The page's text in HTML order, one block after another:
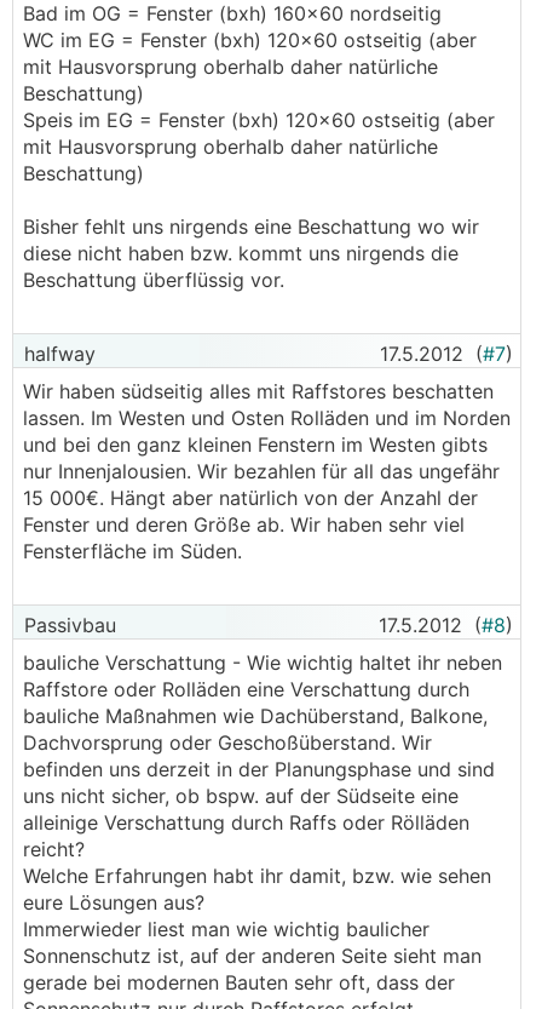
Bad im OG = Fenster (bxh) 160x60 nordseitig
WC im EG = Fenster (bxh) 120x60 ostseitig (aber
mit Hausvorsprung oberhalb daher natürliche
Beschattung)
Speis im EG = Fenster (bxh) 120x60 ostseitig (aber
mit Hausvorsprung oberhalb daher natürliche
Beschattung)
Bisher fehlt uns nirgends eine Beschattung wo wir
diese nicht haben bzw. kommt uns nirgends die
Beschattung überflüssig vor.
halfway 17.5.2012 (#7)
Wir haben südseitig alles mit Raffstores beschatten
lassen. Im Westen und Osten Rolläden und im Norden
und bei den ganz kleinen Fenstern im Westen gibts
nur Innenjalousien. Wir bezahlen für all das ungefähr
15 000€. Hängt aber natürlich von der Anzahl der
Fenster und deren Größe ab. Wir haben sehr viel
Fensterfläche im Süden.
Passivbau 17.5.2012 (#8)
bauliche Verschattung - Wie wichtig haltet ihr neben
Raffstore oder Rolläden eine Verschattung durch
bauliche Maßnahmen wie Dachüberstand, Balkone,
Dachvorsprung oder Geschoßüberstand. Wir
befinden uns derzeit in der Planungsphase und sind
uns nicht sicher, ob bspw. auf der Südseite eine
alleinige Verschattung durch Raffs oder Rölläden
reicht?
Welche Erfahrungen habt ihr damit, bzw. wie sehen
eure Lösungen aus?
Immerwieder liest man wie wichtig baulicher
Sonnenschutz ist, auf der anderen Seite sieht man
gerade bei modernen Bauten sehr oft, dass der